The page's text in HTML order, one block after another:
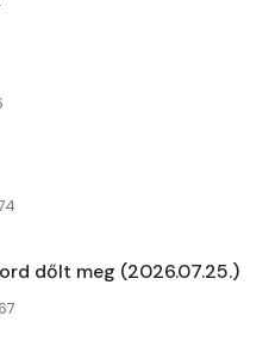
dőlt meg (2026.07.25.)
67